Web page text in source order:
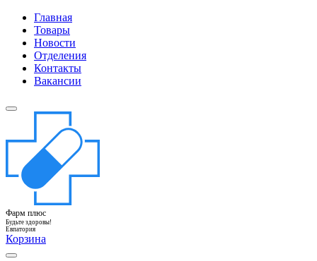
Главная
Товары
Новости
Отделения
Контакты
Вакансии
Фарм плюс
Будьте здоровы!
Евпатория
Корзина